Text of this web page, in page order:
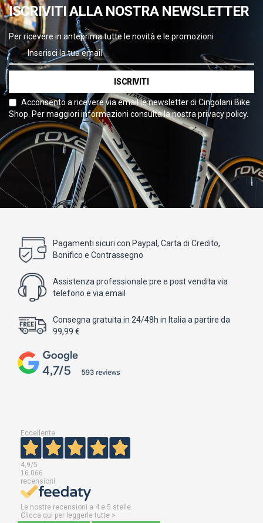
ISCRIVITI ALLA NOSTRA NEWSLETTER
Per ricevere in anteprima tutte le novità e le promozioni
ISCRIVITI
Acconsento a ricevere via email le newsletter di Cingolani Bike
Shop. Per maggiori informazioni consulta la nostra privacy policy.
Pagamenti sicuri con Paypal, Carta di Credito,
Bonifico e Contrassegno
Assistenza professionale pre e post vendita via
telefono e via email
Consegna gratuita in 24/48h in Italia a partire da
99,99 €
Eccellente
4,9/5
16.066
recensioni
Le nostre recensioni a 4 e 5 stelle.
Clicca qui per leggerle tutte >